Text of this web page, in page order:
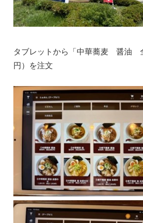
タブレットから「中華蕎麦 醤油
円）を注文